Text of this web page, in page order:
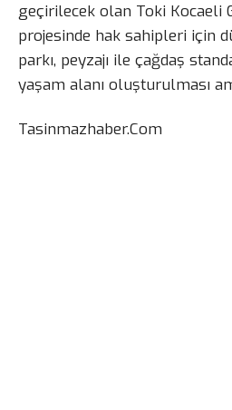
geçirilecek olan Toki Kocaeli
projesinde hak sahipleri için
parkı, peyzajı ile çağdaş
yaşam alanı oluşturulması
Tasinmazhaber.Com